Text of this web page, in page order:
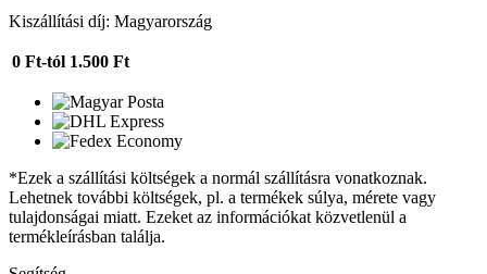
Kiszállítási díj: Magyarország
0 Ft-tól 1.500 Ft
*Ezek a szállítási költségek a normál szállításra vonatkoznak.
Lehetnek további költségek, pl. a termékek súlya, mérete vagy
tulajdonságai miatt. Ezeket az információkat közvetlenül a
termékleírásban találja.